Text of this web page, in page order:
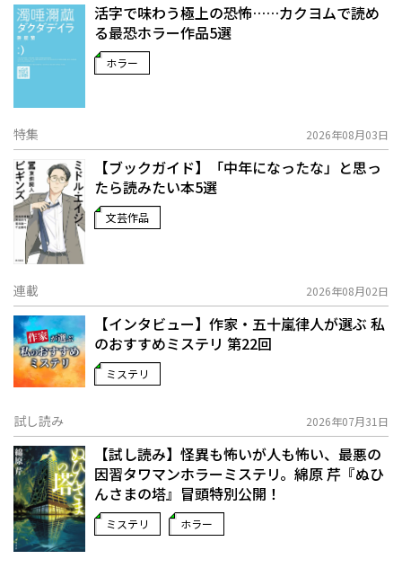
活字で味わう極上の恐怖……カクヨムで読め
る最恐ホラー作品5選
ホラー
特集 2026年08月03日
【ブックガイド】「中年になったな」と思っ
たら読みたい本5選
文芸作品
連載 2026年08月02日
【インタビュー】作家・五十嵐律人が選ぶ 私
のおすすめミステリ 第22回
ミステリ
試し読み 2026年07月31日
【試し読み】怪異も怖いが人も怖い、最悪の
因習タワマンホラーミステリ。綿原 芹『ぬひ
んさまの塔』冒頭特別公開！
ミステリ ホラー